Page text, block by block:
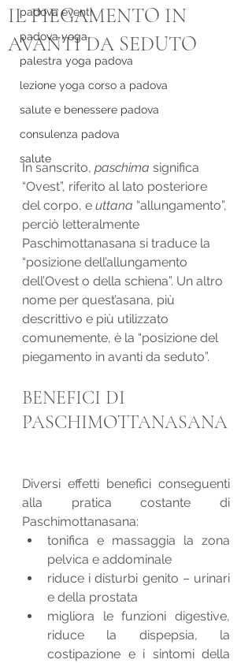
padova eventi
padova yoga
palestra yoga padova
lezione yoga corso a padova
salute e benessere padova
consulenza padova
salute
IL PIEGAMENTO IN
AVANTI DA SEDUTO
In sanscrito, paschima significa
“Ovest”, riferito al lato posteriore
del corpo, e uttana “allungamento”,
perciò letteralmente
Paschimottanasana si traduce la
“posizione dell’allungamento
dell’Ovest o della schiena”. Un altro
nome per quest’asana, più
descrittivo e più utilizzato
comunemente, è la “posizione del
piegamento in avanti da seduto”.
BENEFICI DI
PASCHIMOTTANASANA
Diversi effetti benefici conseguenti
alla pratica costante di
Paschimottanasana:
tonifica e massaggia la zona
pelvica e addominale
riduce i disturbi genito – urinari
e della prostata
migliora le funzioni digestive,
riduce la dispepsia, la
costipazione e i sintomi della